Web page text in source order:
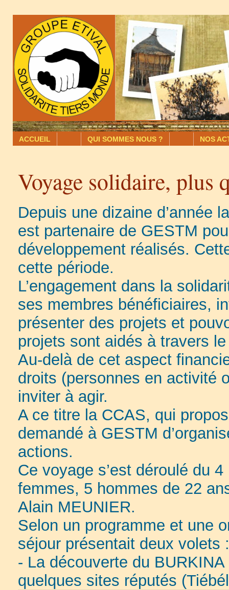
ACCUEIL QUI SOMMES NOUS ? NOS
Voyage solidaire, plus
Depuis une dizaine d’année
est partenaire de GESTM
développement réalisés.
cette période.
L’engagement dans la
ses membres bénéficiaires,
présenter des projets et
projets sont aidés à travers
Au-delà de cet aspect
droits (personnes en activité
inviter à agir.
A ce titre la CCAS, qui
demandé à GESTM
actions.
Ce voyage s’est déroulé du
femmes, 5 hommes de 22
Alain MEUNIER.
Selon un programme et une
séjour présentait deux volets :
- La découverte du
quelques sites réputés